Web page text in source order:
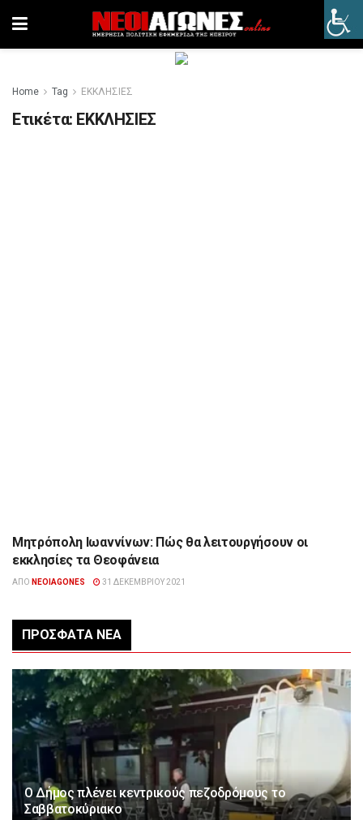
Home Tag ΕΚΚΛΗΣΙΕΣ
Ετικέτα: ΕΚΚΛΗΣΙΕΣ
ΉΠΕΙΡΟΣ
Μητρόπολη Ιωαννίνων: Πώς θα λειτουργήσουν οι
εκκλησίες τα Θεοφάνεια
ΑΠΌ NEOIAGONES 31 ΔΕΚΕΜΒΡΊΟΥ 2021
ΠΡΌΣΦΑΤΑ ΝΈΑ
Ο Δήμος πλένει κεντρικούς πεζοδρόμους το
Σαββατοκύριακο